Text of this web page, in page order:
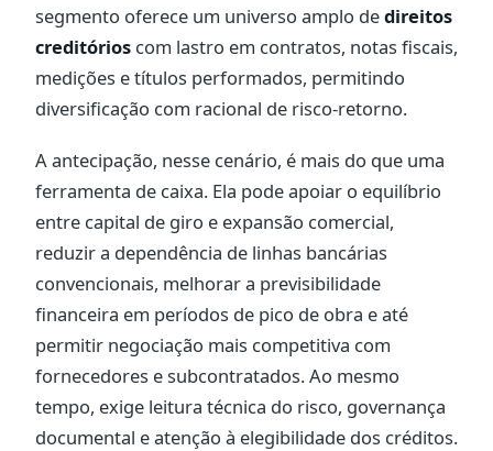
segmento oferece um universo amplo dedireitos
creditórios com lastro em contratos, notas fiscais,
medições e títulos performados, permitindo
diversificação com racional de risco-retorno.
A antecipação, nesse cenário, é mais do que uma
ferramenta de caixa. Ela pode apoiar o equilíbrio
entre capital de giro e expansão comercial,
reduzir a dependência de linhas bancárias
convencionais, melhorar a previsibilidade
financeira em períodos de pico de obra e até
permitir negociação mais competitiva com
fornecedores e subcontratados. Ao mesmo
tempo, exige leitura técnica do risco, governança
documental e atenção à elegibilidade dos créditos.